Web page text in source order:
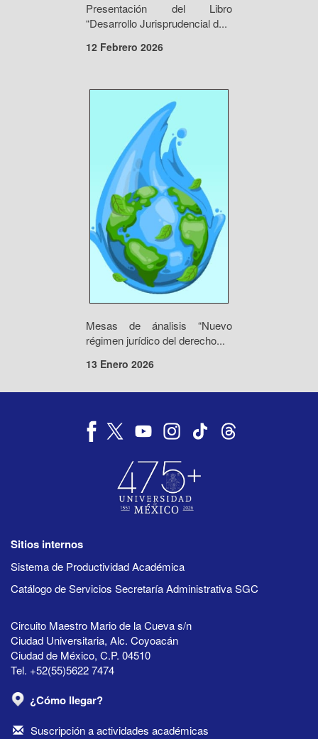
Presentación del Libro
“Desarrollo Jurisprudencial d...
12 Febrero 2026
Mesas de ánalisis “Nuevo
régimen jurídico del derecho...
13 Enero 2026
Sitios internos
Sistema de Productividad Académica
Catálogo de Servicios Secretaría Administrativa SGC
Circuito Maestro Mario de la Cueva s/n
Ciudad Universitaria, Alc. Coyoacán
Ciudad de México, C.P. 04510
Tel. +52(55)5622 7474
¿Cómo llegar?
Suscripción a actividades académicas